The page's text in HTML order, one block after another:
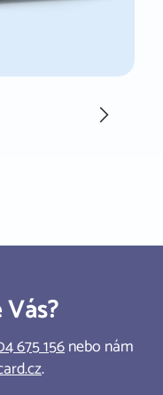
675 156nebo nám
.